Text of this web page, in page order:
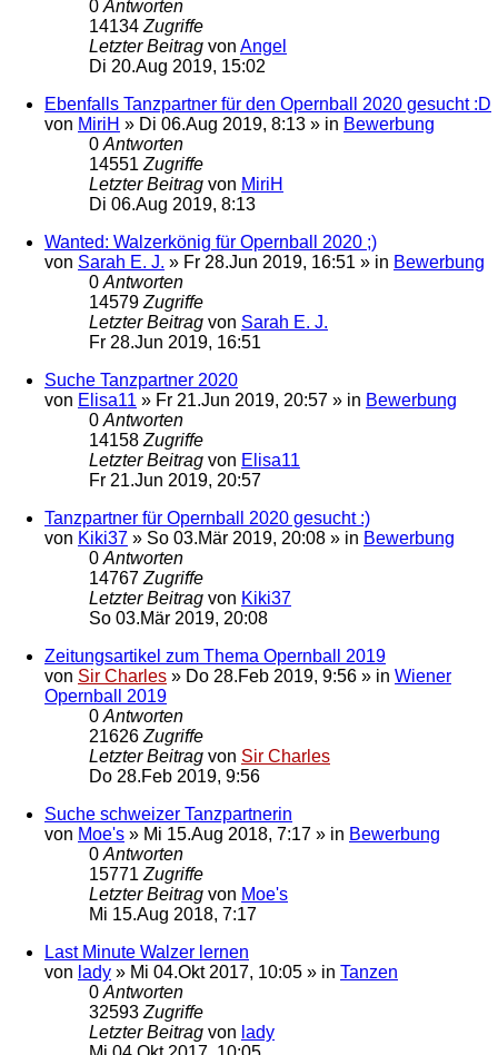
0 Antworten
14134 Zugriffe
Letzter Beitrag von Angel
Di 20.Aug 2019, 15:02
Ebenfalls Tanzpartner für den Opernball 2020 gesucht :D
von MiriH » Di 06.Aug 2019, 8:13 » in Bewerbung
0 Antworten
14551 Zugriffe
Letzter Beitrag von MiriH
Di 06.Aug 2019, 8:13
Wanted: Walzerkönig für Opernball 2020 ;)
von Sarah E. J. » Fr 28.Jun 2019, 16:51 » in Bewerbung
0 Antworten
14579 Zugriffe
Letzter Beitrag von Sarah E. J.
Fr 28.Jun 2019, 16:51
Suche Tanzpartner 2020
von Elisa11 » Fr 21.Jun 2019, 20:57 » in Bewerbung
0 Antworten
14158 Zugriffe
Letzter Beitrag von Elisa11
Fr 21.Jun 2019, 20:57
Tanzpartner für Opernball 2020 gesucht :)
von Kiki37 » So 03.Mär 2019, 20:08 » in Bewerbung
0 Antworten
14767 Zugriffe
Letzter Beitrag von Kiki37
So 03.Mär 2019, 20:08
Zeitungsartikel zum Thema Opernball 2019
von Sir Charles » Do 28.Feb 2019, 9:56 » in Wiener
Opernball 2019
0 Antworten
21626 Zugriffe
Letzter Beitrag von Sir Charles
Do 28.Feb 2019, 9:56
Suche schweizer Tanzpartnerin
von Moe's » Mi 15.Aug 2018, 7:17 » in Bewerbung
0 Antworten
15771 Zugriffe
Letzter Beitrag von Moe's
Mi 15.Aug 2018, 7:17
Last Minute Walzer lernen
von lady » Mi 04.Okt 2017, 10:05 » in Tanzen
0 Antworten
32593 Zugriffe
Letzter Beitrag von lady